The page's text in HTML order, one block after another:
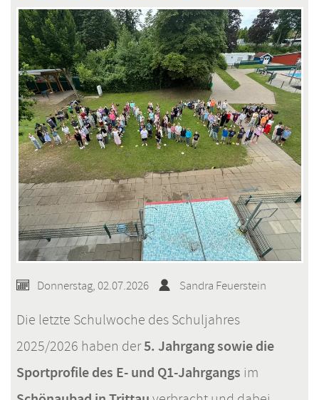
Donnerstag, 02.07.2026 Sandra Feuerstein
Die letzte Schulwoche des Schuljahres
2025/2026 haben der5. Jahrgangsowie die
Sportprofile des E- und Q1-Jahrgangs im